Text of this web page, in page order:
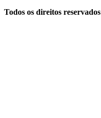
Todos os direitos reservados